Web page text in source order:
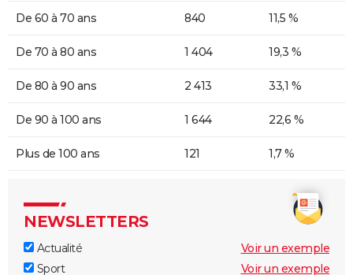
De 60 à 70 ans 840 11,5 %
De 70 à 80 ans 1 404 19,3 %
De 80 à 90 ans 2 413 33,1 %
De 90 à 100 ans 1 644 22,6 %
Plus de 100 ans 121 1,7 %
NEWSLETTERS
Actualité
Voir un exemple
Sport
Voir un exemple